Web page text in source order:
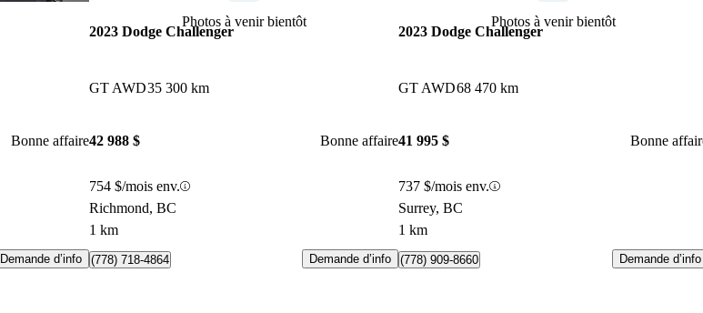
Bonne affaire
Demande d’info
Photos à venir bientôt
2023 Dodge Challenger
GT AWD35 300 km
42 988 $ Bonne affaire
754 $/mois env.
Richmond, BC
1 km
(778) 718-4864 Demande d’info
Photos à venir bientôt
2023 Dodge Challenger
GT AWD68 470 km
41 995 $ Bonne
737 $/mois env.
Surrey, BC
1 km
(778) 909-8660 Demande d’info